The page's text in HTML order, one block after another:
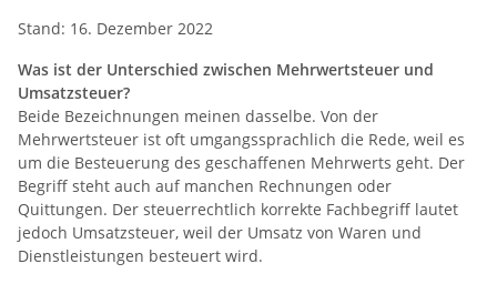
Stand: 16. Dezember 2022
Was ist der Unterschied zwischen Mehrwertsteuer und
Umsatzsteuer?
Beide Bezeichnungen meinen dasselbe. Von der
Mehrwertsteuer ist oft umgangssprachlich die Rede, weil es
um die Besteuerung des geschaffenen Mehrwerts geht. Der
Begriff steht auch auf manchen Rechnungen oder
Quittungen. Der steuerrechtlich korrekte Fachbegriff lautet
jedoch Umsatzsteuer, weil der Umsatz von Waren und
Dienstleistungen besteuert wird.